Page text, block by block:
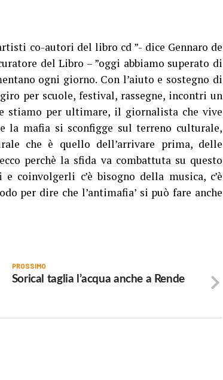
co-autori del libro cd ”- dice Gennaro de
del Libro – ”oggi abbiamo superato di
ogni giorno. Con l’aiuto e sostegno di
per scuole, festival, rassegne, incontri un
stiamo per ultimare, il giornalista che vive
la mafia si sconfigge sul terreno culturale,
che è quello dell’arrivare prima, delle
perchè la sfida va combattuta su questo
coinvolgerli c’è bisogno della musica, c’è
per dire che l’antimafia’ si può fare anche
PROSSIMO
Sorical taglia l’acqua anche a Rende